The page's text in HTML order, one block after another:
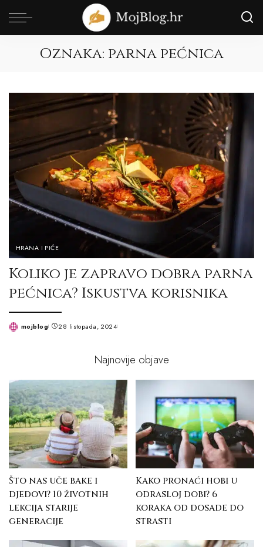
Oznaka: parna pećnica
HRANA I PIĆE
Koliko je zapravo dobra parna
pećnica? Iskustva korisnika
Postedmojblog 28 listopada, 2024
Najnovije objave
Što nas uče bake i
djedovi? 10 životnih
lekcija starije
generacije
Kako pronaći hobi u
odrasloj dobi? 6
koraka od dosade do
strasti